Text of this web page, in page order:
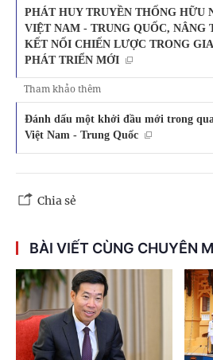
PHÁT HUY TRUYỀN THỐNG HỮU
VIỆT NAM - TRUNG QUỐC, NÂNG
KẾT NỐI CHIẾN LƯỢC TRONG
PHÁT TRIỂN MỚI
Tham khảo thêm
Đánh dấu một khởi đầu mới trong
Việt Nam - Trung Quốc
Chia sẻ
BÀI VIẾT CÙNG CHUYÊN